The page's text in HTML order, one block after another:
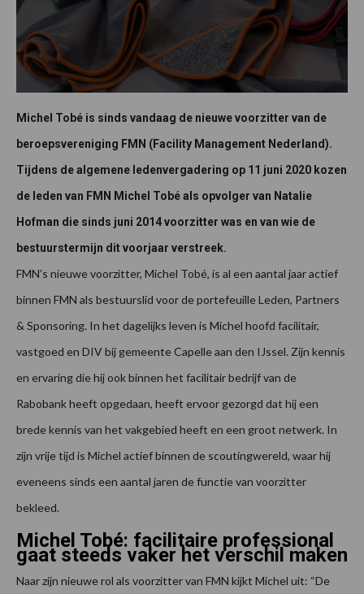
Michel Tobé is sinds vandaag de nieuwe voorzitter van de
beroepsvereniging FMN (Facility Management Nederland).
Tijdens de algemene ledenvergadering op 11 juni 2020 kozen
de leden van FMN Michel Tobé als opvolger van Natalie
Hofman die sinds juni 2014 voorzitter was en van wie de
bestuurstermijn dit voorjaar verstreek.
FMN’s nieuwe voorzitter, Michel Tobé, is al een aantal jaar actief
binnen FMN als bestuurslid voor de portefeuille Leden, Partners
& Sponsoring. In het dagelijks leven is Michel hoofd facilitair,
vastgoed en DIV bij gemeente Capelle aan den IJssel. Zijn kennis
en ervaring die hij ook binnen het facilitair bedrijf van de
Rabobank heeft opgedaan, heeft ervoor gezorgd dat hij een
brede kennis van het vakgebied heeft en een groot netwerk. In
zijn vrije tijd is Michel actief binnen de scoutingwereld, waar hij
eveneens sinds een aantal jaren de functie van voorzitter
bekleed.
Michel Tobé: facilitaire professional
gaat steeds vaker het verschil maken
Naar zijn nieuwe rol als voorzitter van FMN kijkt Michel uit: “De